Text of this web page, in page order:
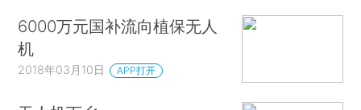
6000万元国补流向植保无人
机
2018年03月10日 APP打开